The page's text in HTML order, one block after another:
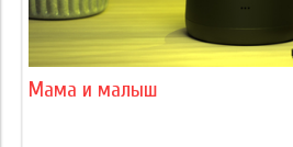
Мама и малыш